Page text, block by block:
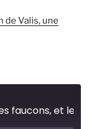
de Valis, une